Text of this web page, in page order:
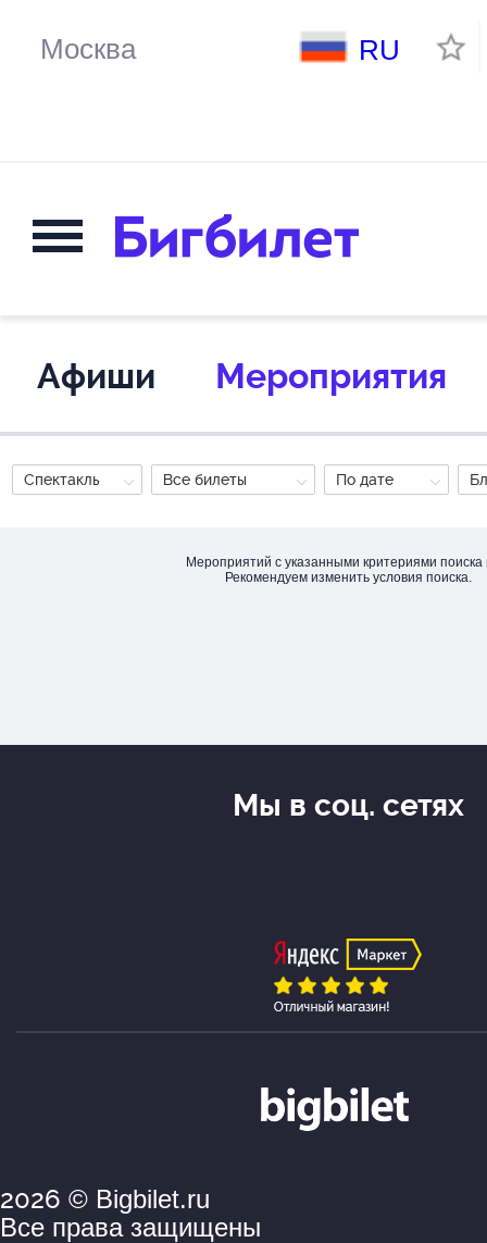
RU
Афиши Мероприятия
По дате
Все билеты
Спектакль
Мероприятий с указанными критериями поиска
Рекомендуем изменить условия поиска.
2026 © Bigbilet.ru
Все права защищены
Мы в соц. сетях